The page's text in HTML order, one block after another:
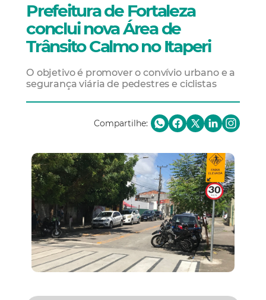
Prefeitura de Fortaleza
conclui nova Área de
Trânsito Calmo no Itaperi
O objetivo é promover o convívio urbano e a
segurança viária de pedestres e ciclistas
Compartilhe: